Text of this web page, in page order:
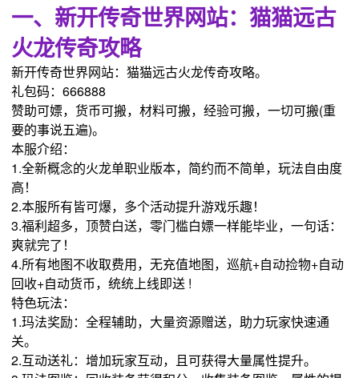
一、新开传奇世界网站：猫猫远古
火龙传奇攻略
新开传奇世界网站：猫猫远古火龙传奇攻略。
礼包码：666888
赞助可嫖，货币可搬，材料可搬，经验可搬，一切可搬(重
要的事说五遍)。
本服介绍：
1.全新概念的火龙单职业版本，简约而不简单，玩法自由度
高！
2.本服所有皆可爆，多个活动提升游戏乐趣！
3.福利超多，顶赞白送，零门槛白嫖一样能毕业，一句话：
爽就完了！
4.所有地图不收取费用，无充值地图，巡航+自动捡物+自动
回收+自动货币，统统上线即送 !
特色玩法：
1.玛法奖励：全程辅助，大量资源赠送，助力玩家快速通
关。
2.互动送礼：增加玩家互动，且可获得大量属性提升。